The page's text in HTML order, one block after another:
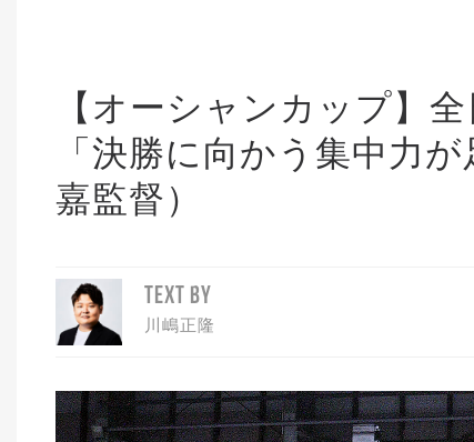
【オーシャンカップ】
「決勝に向かう集中力
嘉監督）
TEXT BY
川嶋正隆